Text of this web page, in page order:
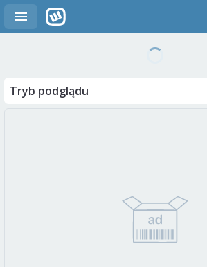
Tryb podglądu